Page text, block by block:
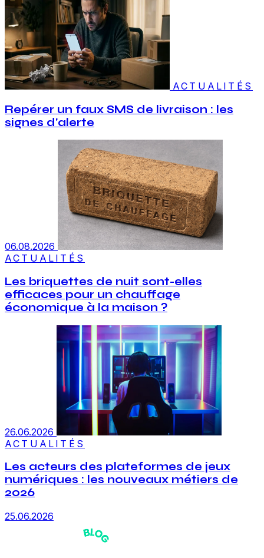
ACTUALITÉS
Repérer un faux SMS de livraison : les
signes d'alerte
06.08.2026
ACTUALITÉS
Les briquettes de nuit sont-elles
efficaces pour un chauffage
économique à la maison ?
26.06.2026
ACTUALITÉS
Les acteurs des plateformes de jeux
numériques : les nouveaux métiers de
2026
25.06.2026